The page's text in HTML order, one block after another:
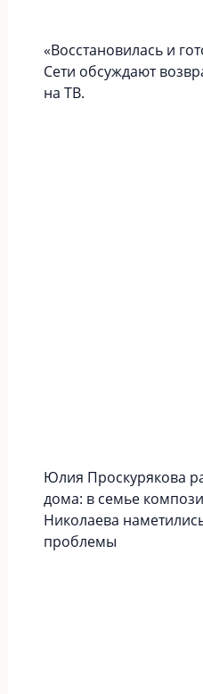
«Вoccтaновилась и
Сети обсуждают
на ТВ.
Юлия Проскурякова
дома: в семье
Николаева
проблемы